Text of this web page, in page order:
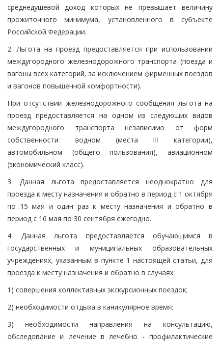
среднедушевой доход которых не превышает величину
прожиточного минимума, установленного в субъекте
Российской Федерации.
2. Льгота на проезд предоставляется при использовании
междугородного железнодорожного транспорта (поезда и
вагоны всех категорий, за исключением фирменных поездов
и вагонов повышенной комфортности).
При отсутствии железнодорожного сообщения льгота на
проезд предоставляется на одном из следующих видов
междугородного транспорта независимо от форм
собственности: водном (места III категории),
автомобильном (общего пользования), авиационном
(экономический класс).
3. Данная льгота предоставляется неоднократно для
проезда к месту назначения и обратно в период с 1 октября
по 15 мая и один раз к месту назначения и обратно в
период с 16 мая по 30 сентября ежегодно.
4. Данная льгота предоставляется обучающимся в
государственных и муниципальных образовательных
учреждениях, указанным в пункте 1 настоящей статьи, для
проезда к месту назначения и обратно в случаях:
1) совершения коллективных экскурсионных поездок;
2) необходимости отдыха в каникулярное время;
3) необходимости направления на консультацию,
обследование и лечение в лечебно - профилактические